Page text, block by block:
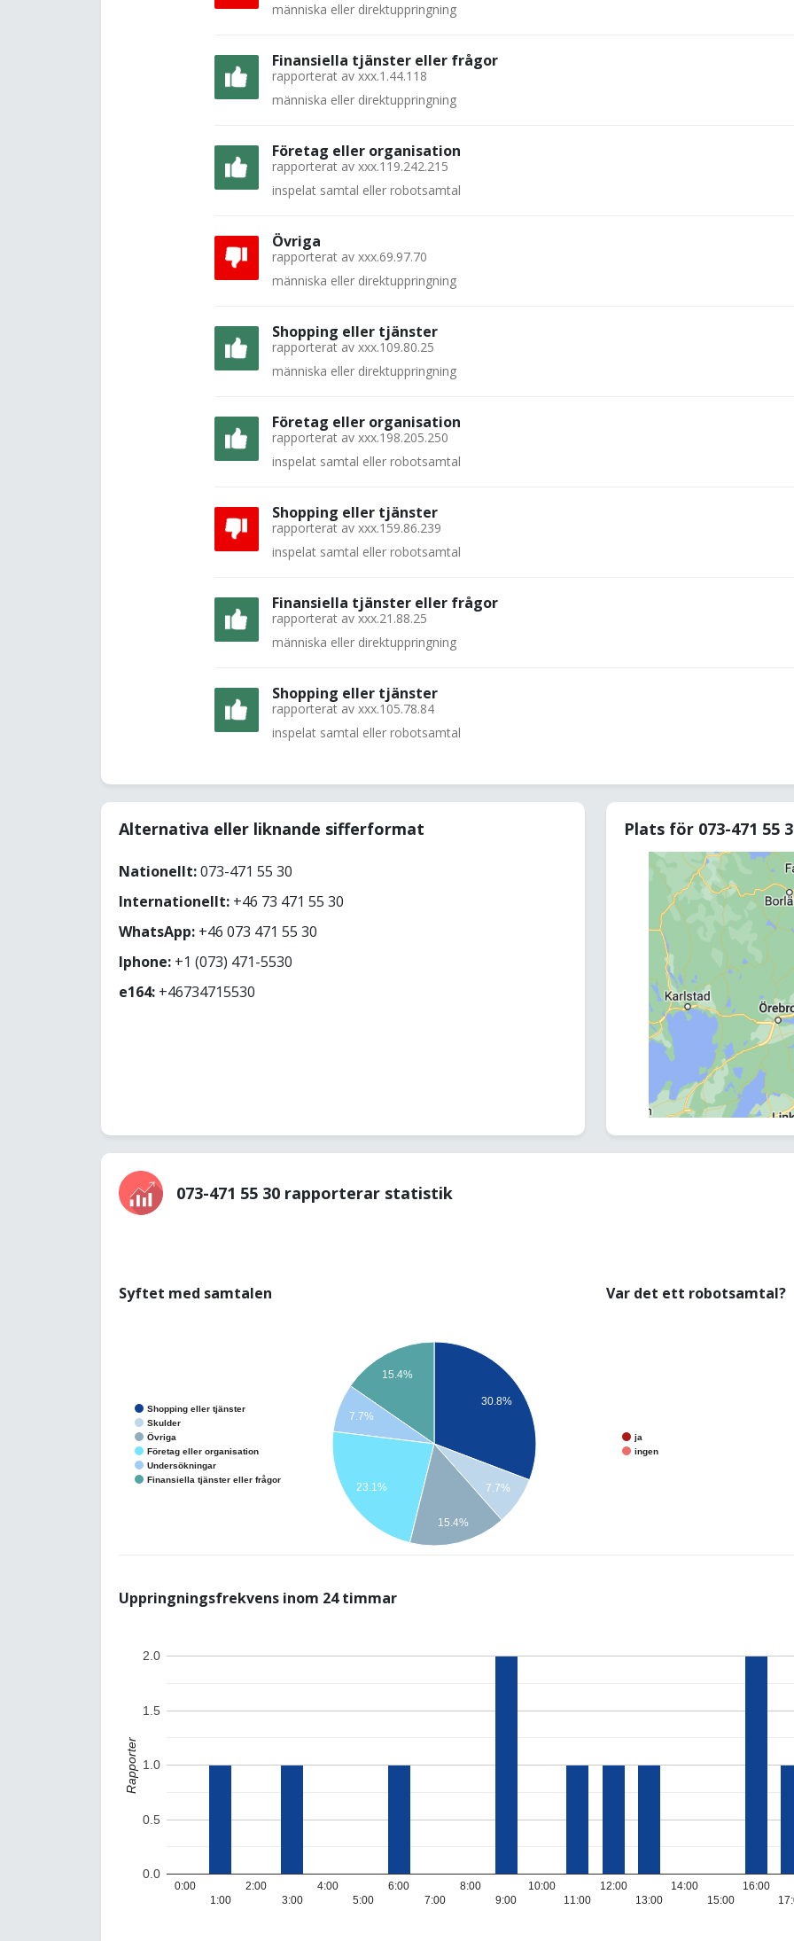
människa eller direktuppringning
Finansiella tjänster eller frågor
rapporterat av xxx.1.44.118
människa eller direktuppringning
Företag eller organisation
rapporterat av xxx.119.242.215
inspelat samtal eller robotsamtal
Övriga
rapporterat av xxx.69.97.70
människa eller direktuppringning
Shopping eller tjänster
rapporterat av xxx.109.80.25
människa eller direktuppringning
Företag eller organisation
rapporterat av xxx.198.205.250
inspelat samtal eller robotsamtal
Shopping eller tjänster
rapporterat av xxx.159.86.239
inspelat samtal eller robotsamtal
Finansiella tjänster eller frågor
rapporterat av xxx.21.88.25
människa eller direktuppringning
Shopping eller tjänster
rapporterat av xxx.105.78.84
inspelat samtal eller robotsamtal
Alternativa eller liknande sifferformat
Nationellt:073-471 55 30
Internationellt: +46 73 471 55 30
WhatsApp: +46 073 471 55 30
Iphone: +1 (073) 471-5530
e164: +46734715530
Plats för 073-471 55
073-471 55 30 rapporterar statistik
Syftet med samtalen
Shopping eller tjänster
Skulder
Övriga
Företag eller organisation
Undersökningar
Finansiella tjänster eller frågor
30.8%
7.7%
15.4%
7.7%
23.1%
15.4%
Var det ett robotsamtal?
ja
ingen
Uppringningsfrekvens inom 24 timmar
0:00
1:00
2:00
3:00
4:00
5:00
6:00
7:00
8:00
9:00
10:00
11:00
12:00
13:00
14:00
15:00
16:00
0.0
0.5
1.0
1.5
2.0
Rapporter